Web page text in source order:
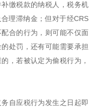
缴税款的纳税人，税务机
理滞纳金；但对于经CRS
合的行为，则可能不仅面
处罚，还有可能需要承担
，若被认定为偷税行为，
自应税行为发生之日起即